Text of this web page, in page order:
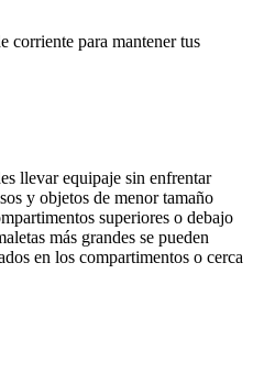
corriente para mantener tus
llevar equipaje sin enfrentar
y objetos de menor tamaño
superiores o debajo
más grandes se pueden
en los compartimentos o cerca